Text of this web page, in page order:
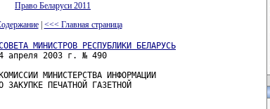
Право Беларуси 2011
| <<< Главная страница
МИНИСТРОВ РЕСПУБЛИКИ БЕЛАРУСЬ
апреля 2003 г. № 490
МИНИСТЕРСТВА ИНФОРМАЦИИ
ЗАКУПКЕ ПЕЧАТНОЙ ГАЗЕТНОЙ